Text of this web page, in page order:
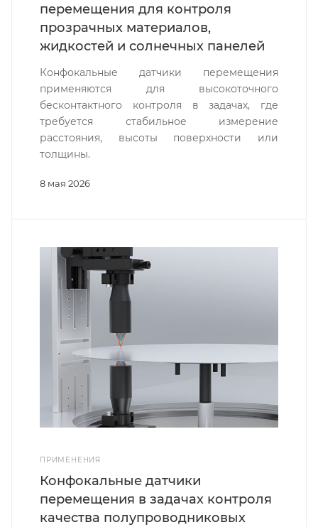
8 мая 2026
перемещения для контроля
прозрачных материалов,
жидкостей и солнечных панелей
Конфокальные датчики перемещения
применяются для высокоточного
бесконтактного контроля в задачах, где
требуется стабильное измерение
расстояния, высоты поверхности или
толщины.
ПРИМЕНЕНИЯ
Конфокальные датчики
перемещения в задачах контроля
качества полупроводниковых